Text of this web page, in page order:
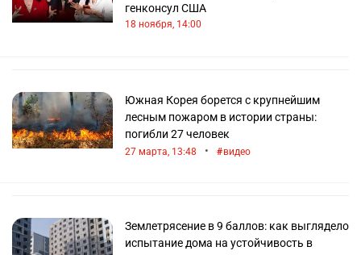
генконсул США
18 ноября, 14:00
Южная Корея борется с крупнейшим
лесным пожаром в истории страны:
погибли 27 человек
27 марта, 13:48 • видео
Землетрясение в 9 баллов: как выглядело
испытание дома на устойчивость в